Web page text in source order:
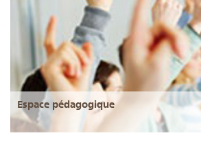
Espace pédagogique